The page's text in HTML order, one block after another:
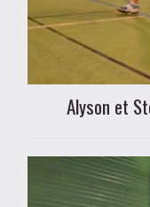
Alyson et